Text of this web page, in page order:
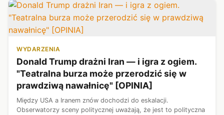
WYDARZENIA
Donald Trump drażni Iran — i igra z ogiem.
"Teatralna burza może przerodzić się w
prawdziwą nawałnicę" [OPINIA]
Między USA a Iranem znów dochodzi do eskalacji.
Obserwatorzy sceny politycznej uważają, że jest to polityczna